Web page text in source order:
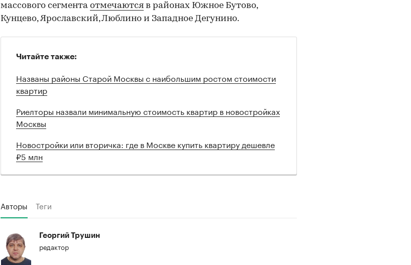
массового сегмента отмечаются в районах Южное Бутово,
Кунцево, Ярославский, Люблино и Западное Дегунино.
Читайте также:
Названы районы Старой Москвы с наибольшим ростом стоимости
квартир
Риелторы назвали минимальную стоимость квартир в новостройках
Москвы
Новостройки или вторичка: где в Москве купить квартиру дешевле
₽5 млн
Авторы Теги
Георгий Трушин
редактор